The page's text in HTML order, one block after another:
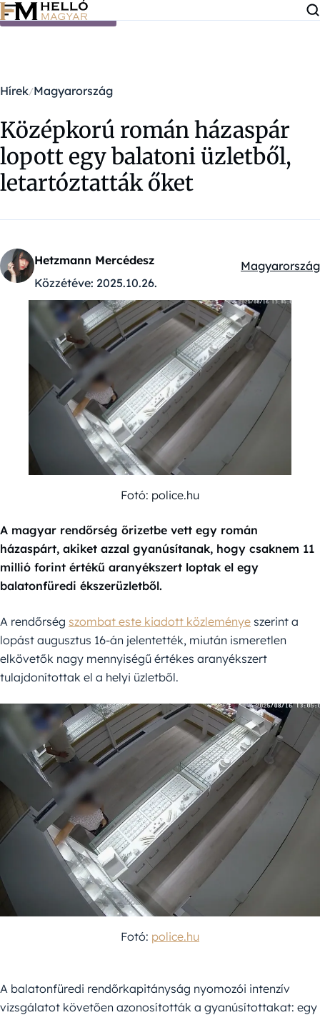
Ugrás a tartalomra
Hírek Magyarország
Középkorú román házaspár
lopott egy balatoni üzletből,
letartóztatták őket
Hetzmann Mercédesz
Közzétéve: 2025.10.26.
Kategóriák:
Magyarország
Fotó: police.hu
A magyar rendőrség őrizetbe vett egy román
házaspárt, akiket azzal gyanúsítanak, hogy csaknem 11
millió forint értékű aranyékszert loptak el egy
balatonfüredi ékszerüzletből.
A rendőrség szombat este kiadott közleménye szerint a
lopást augusztus 16-án jelentették, miután ismeretlen
elkövetők nagy mennyiségű értékes aranyékszert
tulajdonítottak el a helyi üzletből.
Fotó: police.hu
A balatonfüredi rendőrkapitányság nyomozói intenzív
vizsgálatot követően azonosították a gyanúsítottakat: egy